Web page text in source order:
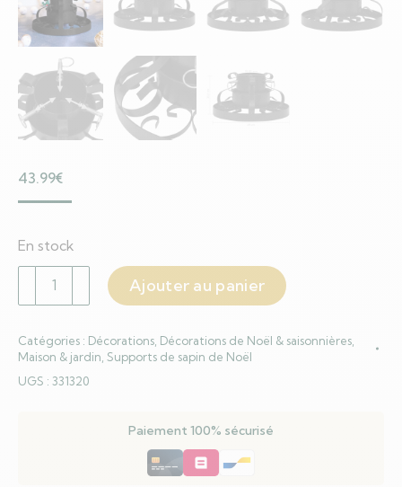
43.99€
En stock
quantité
de
sapin
de
Ajouter au panier
Catégories : Décorations Décorations de Noël & saisonnières
Maison & jardin Supports de sapin de Noël
UGS : 331320
Paiement 100% sécurisé